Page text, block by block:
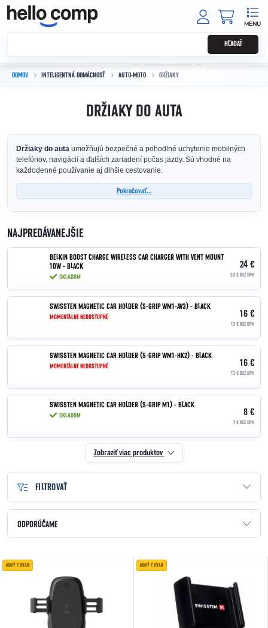
Prejsť na obsah
HĽADAŤ
DOMOV INTELIGENTNÁ DOMÁCNOSŤ AUTO-MOTO DRŽIAKY
DRŽIAKY DO AUTA
Držiaky do auta umožňujú bezpečné a pohodlné uchytenie mobilných
telefónov, navigácií a ďalších zariadení počas jazdy. Sú vhodné na
každodenné používanie aj dlhšie cestovanie.
Pokračovať...
NAJPREDÁVANEJŠIE
BELKIN BOOST CHARGE WIRELESS CAR CHARGER WITH VENT MOUNT
10W - BLACK
SKLADOM
24 €
20 € BEZ DPH
SWISSTEN MAGNETIC CAR HOLDER (S-GRIP WM1-AV3) - BLACK
MOMENTÁLNE NEDOSTUPNÉ 16 €
13 € BEZ DPH
SWISSTEN MAGNETIC CAR HOLDER (S-GRIP WM1-HK2) - BLACK
MOMENTÁLNE NEDOSTUPNÉ 16 €
13 € BEZ DPH
SWISSTEN MAGNETIC CAR HOLDER (S-GRIP M1) - BLACK
SKLADOM 8 €
7 € BEZ DPH
Zobraziť viac produktov
FILTROVAŤ
Radenie produktov
ODPORÚČAME
NAJDRAHŠIE
NAJPREDÁVANEJŠIE
Výpis produktov
NOVÝ TOVAR NOVÝ TOVAR